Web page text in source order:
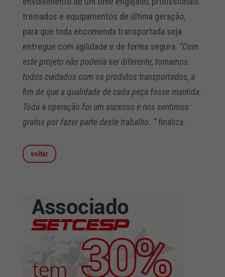
treinados e equipamentos de última geração,
para que toda encomenda transportada seja
entregue com agilidade e de forma segura. “Com
este projeto não poderia ser diferente, tomamos
todos cuidados com os produtos transportados, a
fim de que a qualidade de cada peça fosse mantida.
Toda a operação foi um sucesso e nos sentimos
gratos por fazer parte deste trabalho. ”finaliza.
voltar